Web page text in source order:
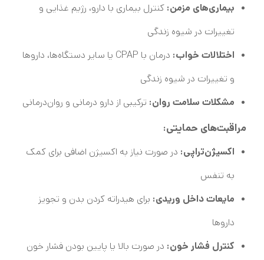
بیماری‌های مزمن: کنترل بیماری با دارو، رژیم غذایی و
تغییرات در شیوه زندگی
اختلالات خواب:
درمان با CPAP یا سایر دستگاه‌ها، داروها
و تغییرات در شیوه زندگی
مشکلات سلامت روان: ترکیبی از دارو درمانی و روان‌درمانی
مراقبت‌های حمایتی:
اکسیژن‌تراپی: در صورت نیاز به اکسیژن اضافی برای کمک
به تنفس
مایعات داخل وریدی: برای هیدراته کردن بدن و تجویز
داروها
کنترل فشار خون: در صورت بالا یا پایین بودن فشار خون